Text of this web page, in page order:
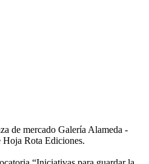
de mercado Galería Alameda -
Rota Ediciones.